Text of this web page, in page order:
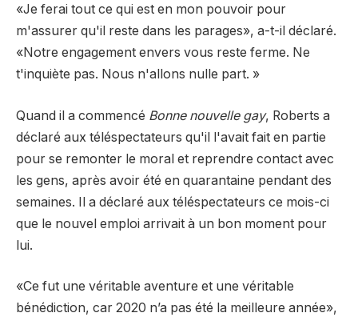
«Je ferai tout ce qui est en mon pouvoir pour
m'assurer qu'il reste dans les parages», a-t-il déclaré.
«Notre engagement envers vous reste ferme. Ne
t'inquiète pas. Nous n'allons nulle part. »
Quand il a commencé Bonne nouvelle gay, Roberts a
déclaré aux téléspectateurs qu'il l'avait fait en partie
pour se remonter le moral et reprendre contact avec
les gens, après avoir été en quarantaine pendant des
semaines. Il a déclaré aux téléspectateurs ce mois-ci
que le nouvel emploi arrivait à un bon moment pour
lui.
«Ce fut une véritable aventure et une véritable
bénédiction, car 2020 n’a pas été la meilleure année»,